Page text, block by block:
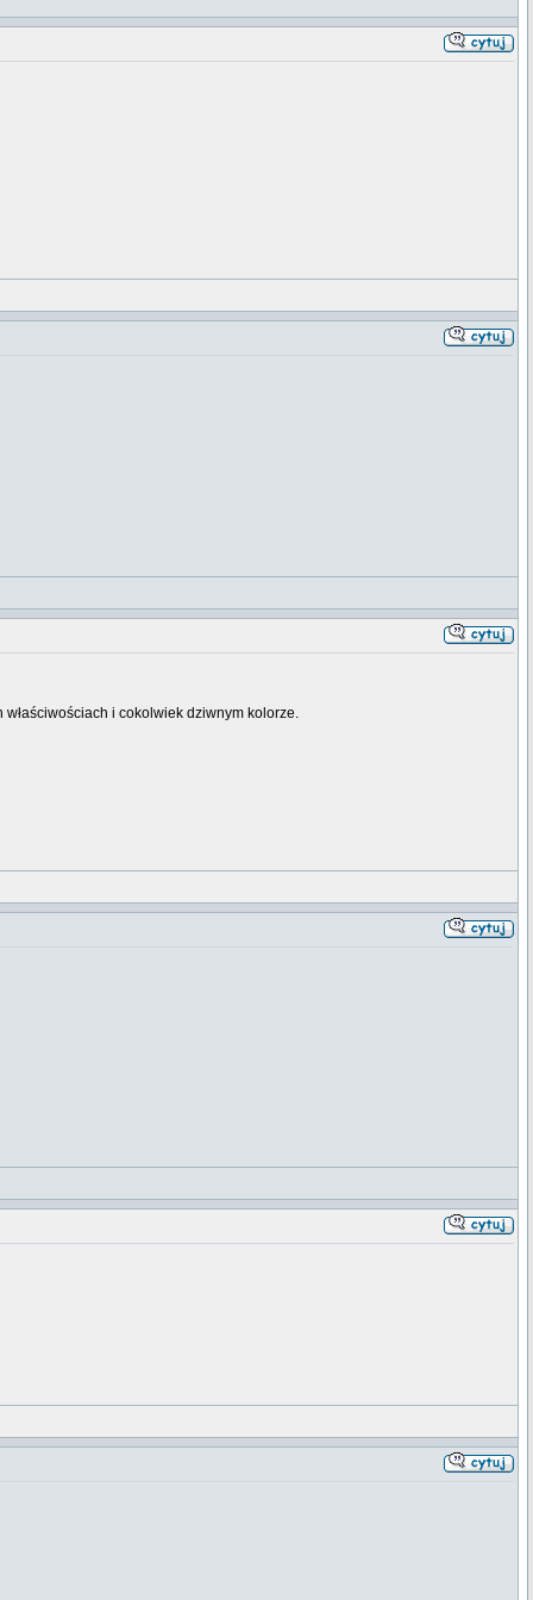
i cokolwiek dziwnym kolorze.